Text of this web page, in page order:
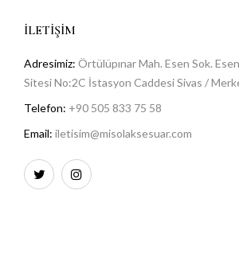
İLETIŞIM
Adresimiz: Örtülüpınar Mah. Esen Sok. Esen
Sitesi No:2C İstasyon Caddesi Sivas /
Telefon: +90 505 833 75 58
Email: iletisim@misolaksesuar.com